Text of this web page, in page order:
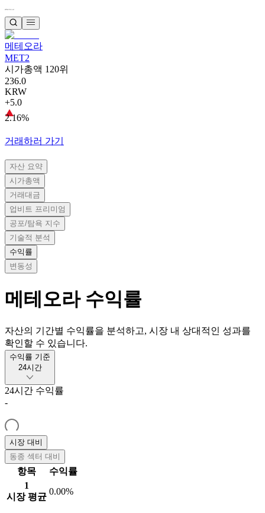
메테오라
MET2
시가총액 120위
236.0
KRW
+5.0
2.16%
거래하러 가기
자산 요약
시가총액
거래대금
업비트 프리미엄
공포/탐욕 지수
기술적 분석
수익률
변동성
메테오라 수익률
자산의 기간별 수익률을 분석하고, 시장 내 상대적인 성과를
확인할 수 있습니다.
수익률 기준
24시간
24시간 수익률
-
시장 대비
동종 섹터 대비
항목
수익률
1
시장 평균
0.00%